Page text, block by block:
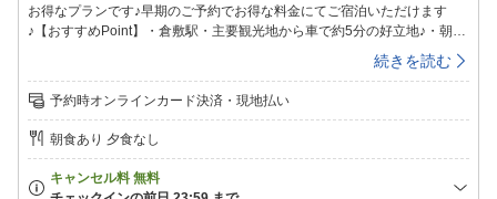
お得なプランです♪早期のご予約でお得な料金にてご宿泊いただけます
♪【おすすめPoint】・倉敷駅・主要観光地から車で約5分の好立地♪・朝食
は無料サービス！・チェックアウト手続き不要（チェックイン時のご清
算）・駐車場無料完備！■全室完備■加湿空気清浄機43型テレビバス・ウ
ォシュレット■インターネット無料■全室Wi-Fi完備有線LANもご利用いた
だけます。※LANケーブルはフロントにてご用意しております。■朝食無
料サービス/7:00〜9:00■ご飯・カレー・パン・おかず3〜4種ポテトサラ
ダ・漬物・みそ汁・わかめスープドリンク類・オレンジ・バナナの食べ放
題です。■便利な館内設備■・コインランドリー（有料）※洗剤はフロント
にて販売・電子レンジ1F(朝食コーナー)・４F・７F・８F・枕貸出！（3種
続きを読む
予約時オンラインカード決済・現地払い
朝食あり 夕食なし